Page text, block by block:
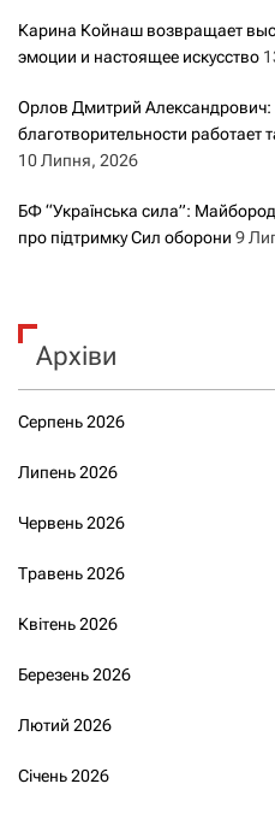
Карина Койнаш возвращает
эмоции и настоящее искусство
Орлов Дмитрий Александрович:
благотворительности работает
10 Липня, 2026
БФ “Українська сила”:
про підтримку Сил оборони 9
Архіви
Серпень 2026
Липень 2026
Червень 2026
Травень 2026
Квітень 2026
Березень 2026
Лютий 2026
Січень 2026